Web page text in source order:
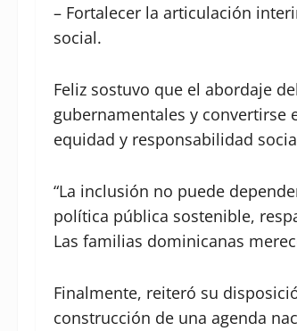
– Fortalecer la articulación
social.
Feliz sostuvo que el abordaje
gubernamentales y convertirse
equidad y responsabilidad
“La inclusión no puede
política pública sostenible,
Las familias dominicanas
Finalmente, reiteró su
construcción de una agenda